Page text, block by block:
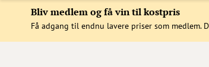
Bliv medlem og få vin til kostpris
Få adgang til endnu lavere priser som